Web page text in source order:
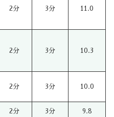
2分 3分 11.0
2分 3分 10.3
2分 3分 10.0
2分 3分 9.8